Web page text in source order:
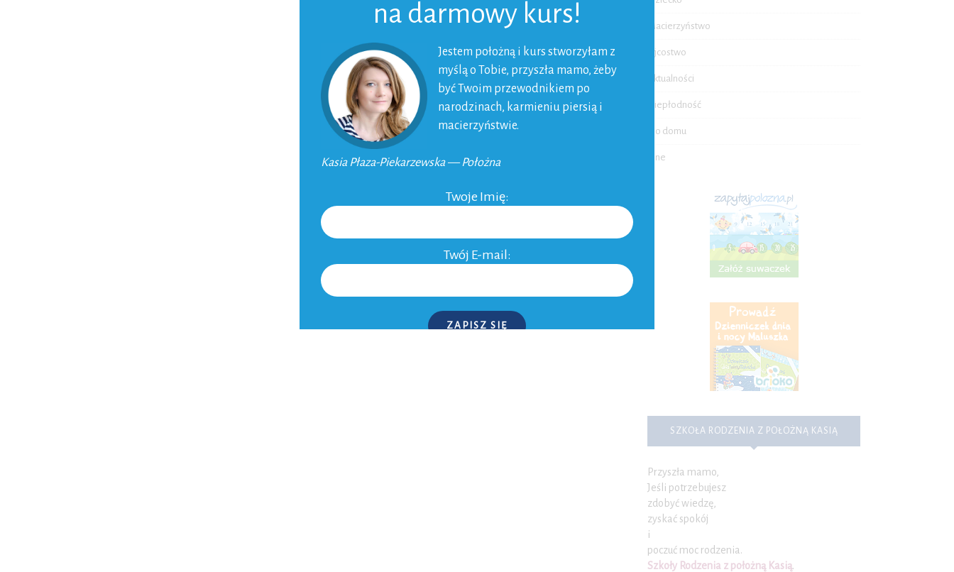
Macierzyństwo
Ojcostwo
Aktualności
Niepłodność
Do domu
Inne
SZKOŁA RODZENIA Z POŁOŻNĄ KASIĄ
Przyszła mamo,
Jeśli potrzebujesz
zdobyć wiedzę,
zyskać spokój
i
poczuć moc rodzenia.
Szkoły Rodzenia z położną Kasią.
na darmowy kurs!
Jestem położną i kurs stworzyłam z
myślą o Tobie, przyszła mamo, żeby
być Twoim przewodnikiem po
narodzinach, karmieniu piersią i
macierzyństwie.
Kasia Płaza-Piekarzewska — Położna
Twoje Imię:
Twój E-mail:
ZAPISZ SIĘ